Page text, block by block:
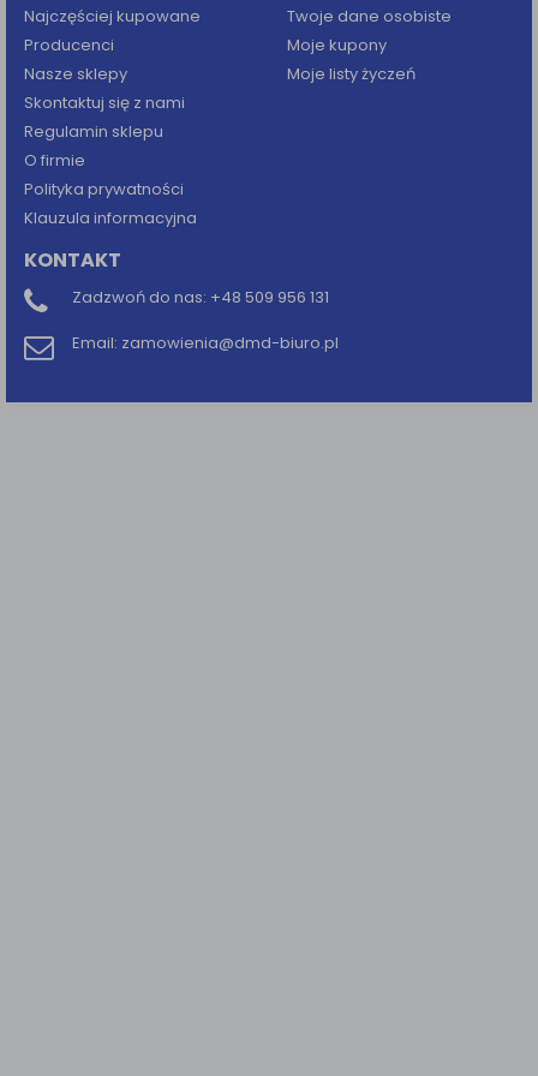
Najczęściej kupowane
Producenci
Nasze sklepy
Skontaktuj się z nami
Regulamin sklepu
O firmie
Polityka prywatności
Klauzula informacyjna
Twoje dane osobiste
Moje kupony
Moje listy życzeń
KONTAKT
Zadzwoń do nas: +48 509 956 131
Email: zamowienia@dmd-biuro.pl